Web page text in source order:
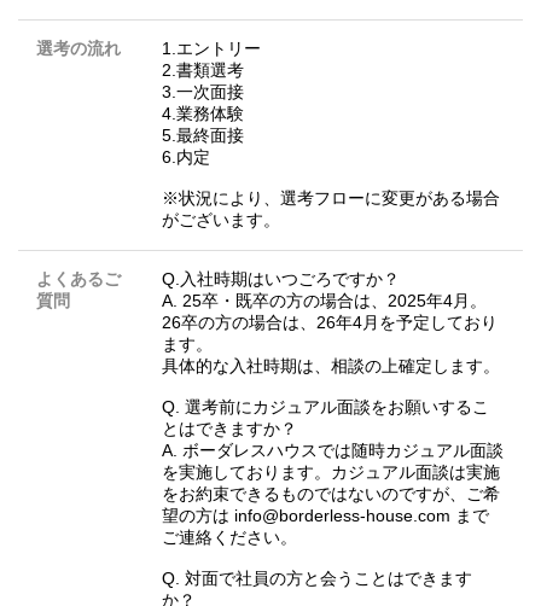
選考の流れ
1.エントリー
2.書類選考
3.一次面接
4.業務体験
5.最終面接
6.内定
※状況により、選考フローに変更がある場合
がございます。
よくあるご
質問
Q.入社時期はいつごろですか？
A. 25卒・既卒の方の場合は、2025年4月。
26卒の方の場合は、26年4月を予定しており
ます。
具体的な入社時期は、相談の上確定します。
Q. 選考前にカジュアル面談をお願いするこ
とはできますか？
A. ボーダレスハウスでは随時カジュアル面談
を実施しております。カジュアル面談は実施
をお約束できるものではないのですが、ご希
望の方は info@borderless-house.com まで
ご連絡ください。
Q. 対面で社員の方と会うことはできます
か？